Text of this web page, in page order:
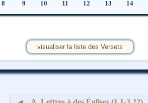
8 9 10 11 12 13 14
visualiser la liste des Versets